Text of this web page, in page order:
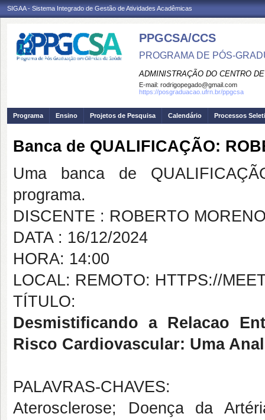
SIGAA - Sistema Integrado de Gestão de Atividades Acadêmicas
PPGCSA/CCS
PROGRAMA DE PÓS-
ADMINISTRAÇÃO DO CENTRO
E-mail: rodrigopegado@gmail.com
https://posgraduacao.ufrn.br/ppgcsa
Programa Ensino Projetos de Pesquisa Calendário Processos
Banca de QUALIFICAÇÃO:
Uma banca de
programa.
DISCENTE : ROBERTO
DATA : 16/12/2024
HORA: 14:00
LOCAL: REMOTO: HTTPS://
TÍTULO:
Desmistificando a Relacao
Risco Cardiovascular: Uma
PALAVRAS-CHAVES:
Aterosclerose; Doença da